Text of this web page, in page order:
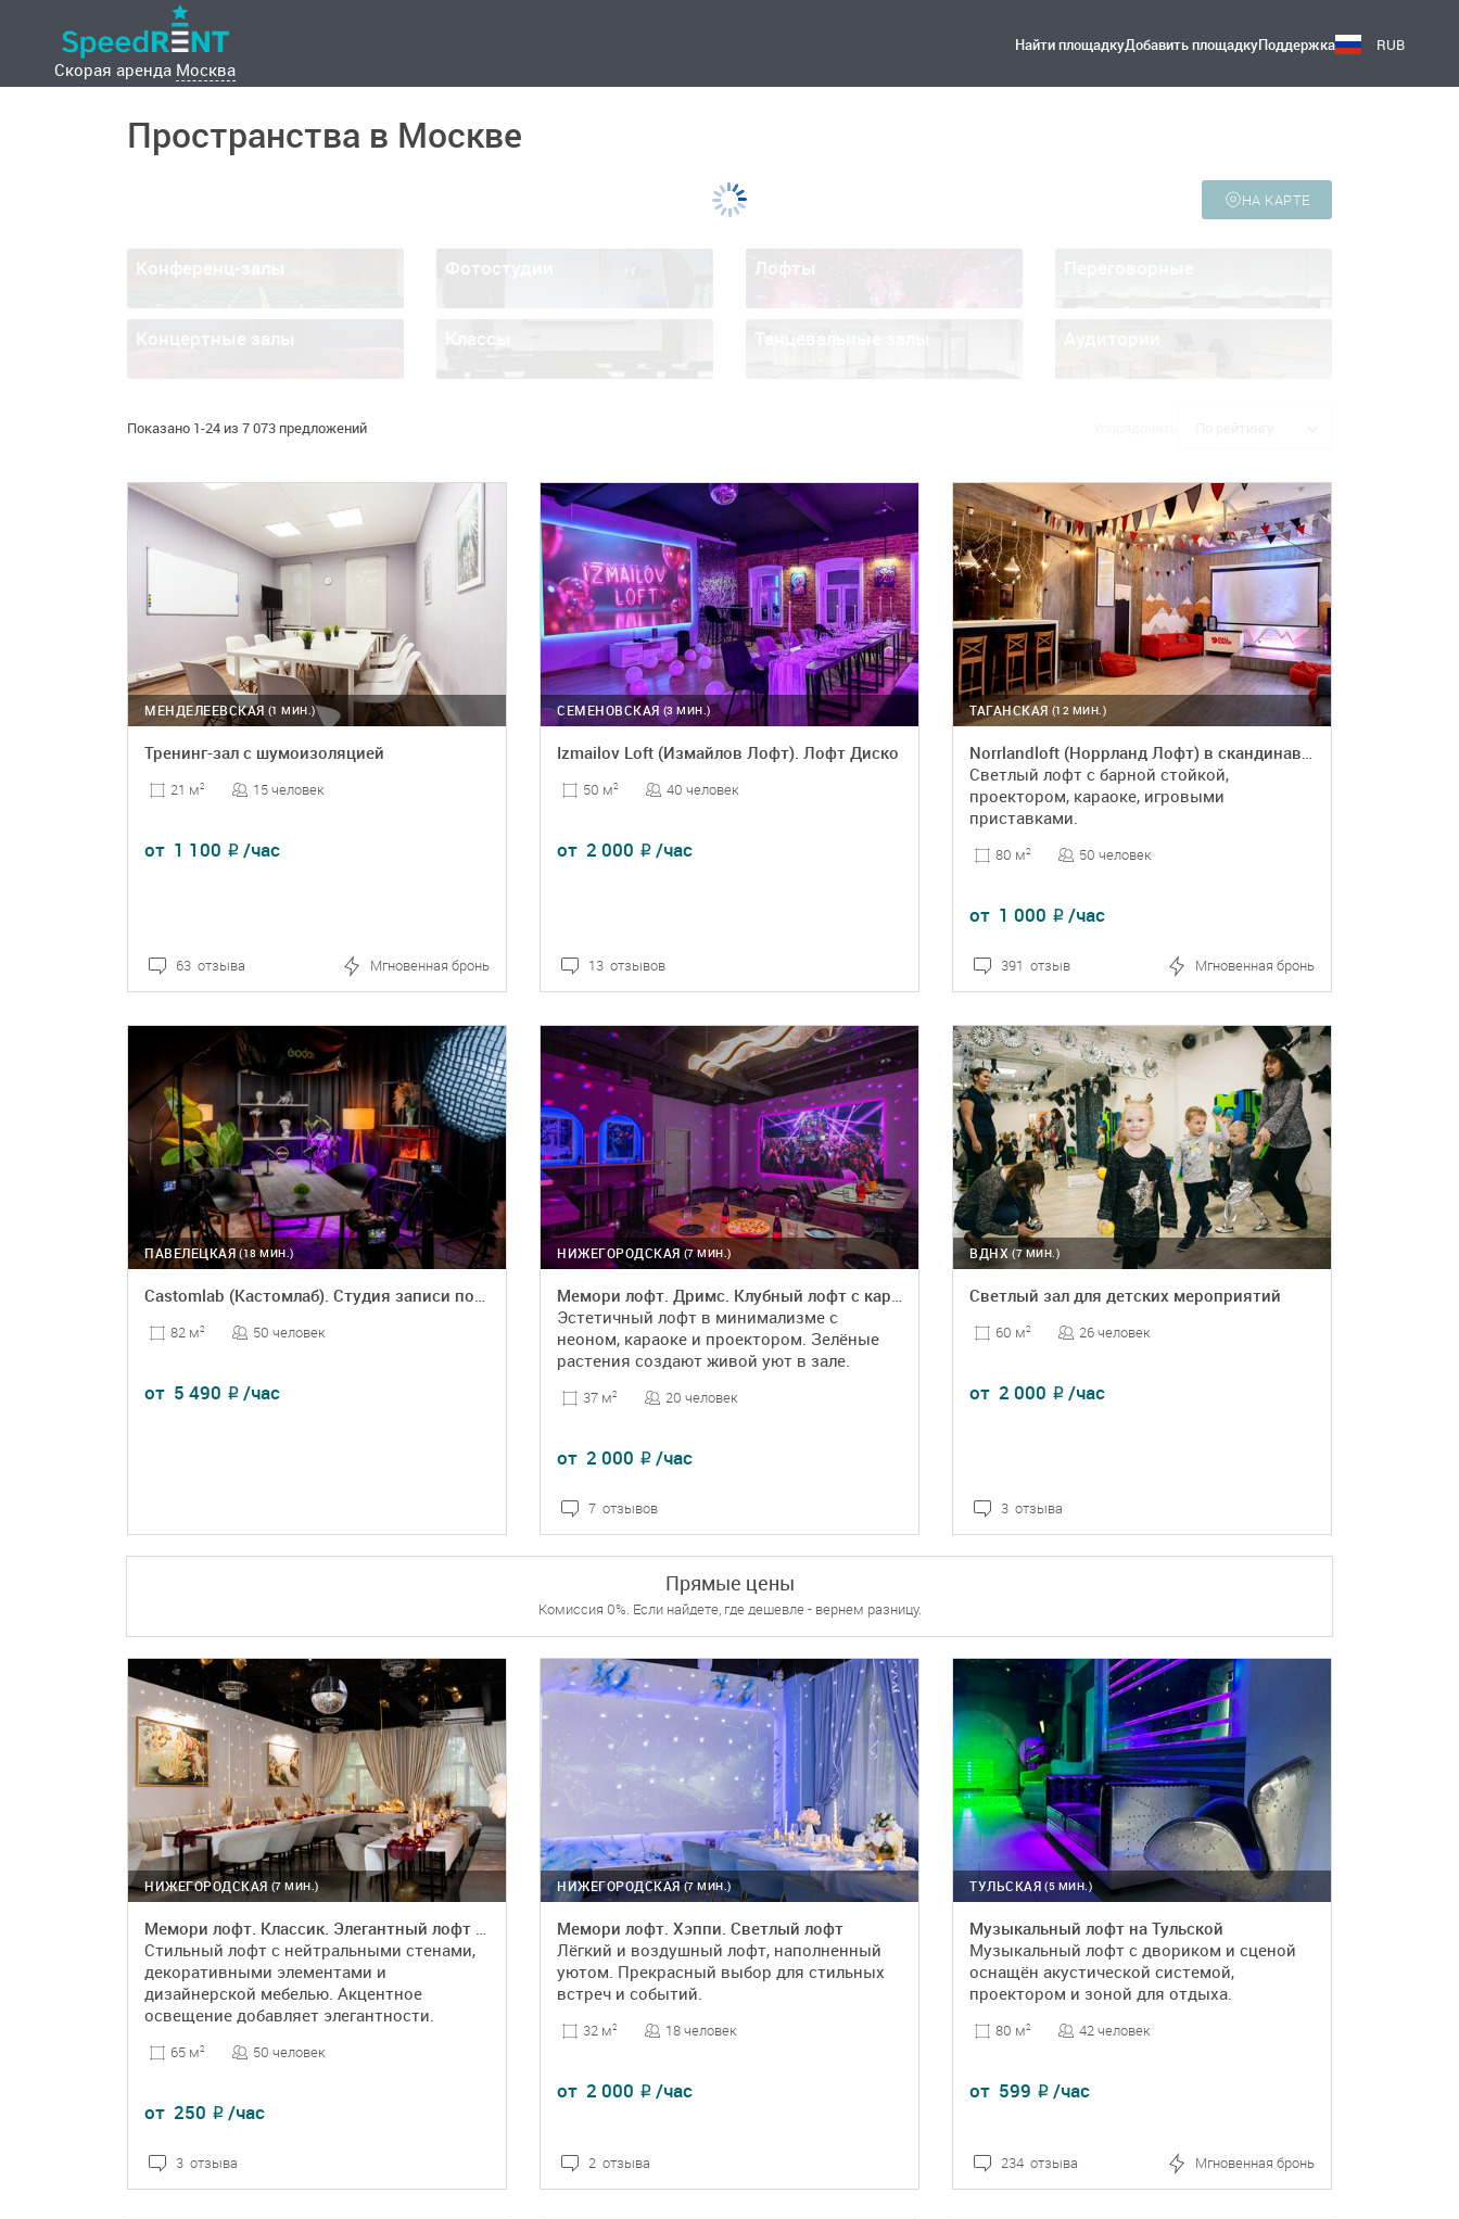
Скорая аренда Москва
Найти площадкуДобавить площадкуПоддержка RUB
Пространства в Москве
НА КАРТЕ
Конференц-залы Фотостудии Лофты
Концертные залы Классы Танцевальные залы
Показано 1-24 из 7 073 предложений
(1 МИН.)
МЕНДЕЛЕЕВСКАЯ
Тренинг-зал с шумоизоляцией
21 м2 15 человек
от 1 100 ₽ /час
63 отзыва Мгновенная бронь
(3 МИН.)
СЕМЕНОВСКАЯ
Izmailov Loft (Измайлов Лофт). Лофт Диско
50 м2 40 человек
от 2 000 ₽ /час
13 отзывов
(12 МИН.)
ТАГАНСКАЯ
Norrlandloft (Норрланд Лофт) в скандинавском стиле
Светлый лофт с барной стойкой,
проектором, караоке, игровыми
приставками.
80 м2 50 человек
от 1 000 ₽ /час
391 отзыв Мгновенная бронь
(18 МИН.)
ПАВЕЛЕЦКАЯ
Castomlab (Кастомлаб). Студия записи подкастов, видео-уроков, коротких роликов
82 м2 50 человек
от 5 490 ₽ /час
ПОДРОБНЕЕ БРОНЬ
(7 МИН.)
НИЖЕГОРОДСКАЯ
Мемори лофт. Дримс. Клубный лофт с караоке и диско‑шаром
Эстетичный лофт в минимализме с
неоном, караоке и проектором. Зелёные
растения создают живой уют в зале.
37 м2 20 человек
от 2 000 ₽ /час
7 отзывов
ПОДРОБНЕЕ БРОНЬ
(7 МИН.)
ВДНХ
Светлый зал для детских мероприятий
60 м2 26 человек
от 2 000 ₽ /час
3 отзыва
ПОДРОБНЕЕ БРОНЬ
Прямые цены
Комиссия 0%. Если найдете, где дешевле - вернем разницу.
(7 МИН.)
НИЖЕГОРОДСКАЯ
Мемори лофт. Классик. Элегантный лофт в классическом стиле
Стильный лофт с нейтральными стенами,
декоративными элементами и
дизайнерской мебелью. Акцентное
освещение добавляет элегантности.
65 м2 50 человек
от 250 ₽ /час
3 отзыва
(7 МИН.)
НИЖЕГОРОДСКАЯ
Мемори лофт. Хэппи. Светлый лофт
Лёгкий и воздушный лофт, наполненный
уютом. Прекрасный выбор для стильных
встреч и событий.
32 м2 18 человек
от 2 000 ₽ /час
2 отзыва
(5 МИН.)
ТУЛЬСКАЯ
Музыкальный лофт на Тульской
Музыкальный лофт с двориком и сценой
оснащён акустической системой,
проектором и зоной для отдыха.
80 м2 42 человек
от 599 ₽ /час
234 отзыва Мгновенная бронь